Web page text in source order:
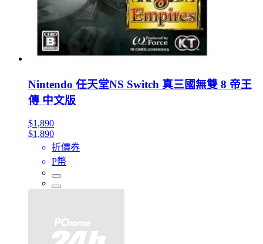
Nintendo 任天堂NS Switch 真三國無雙 8 帝王
傳 中文版
$1,890
$1,890
折價券
P幣